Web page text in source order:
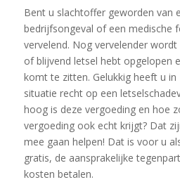
Bent u slachtoffer geworden van
bedrijfsongeval of een medische
vervelend. Nog vervelender
of blijvend letsel hebt opgelopen
komt te zitten. Gelukkig heeft u in
situatie recht op een
hoog is deze vergoeding en hoe
vergoeding ook echt krijgt? Dat
mee gaan helpen! Dat is voor u
gratis, de aansprakelijke
kosten betalen.